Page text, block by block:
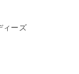
ィーズ